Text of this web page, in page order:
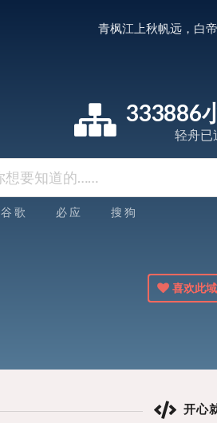
青枫江上秋帆远，白
333886
轻舟已
谷 歌 必 应 搜 狗
喜欢此
开心